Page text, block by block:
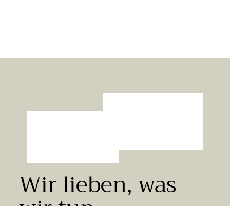
0
Wir lieben, was